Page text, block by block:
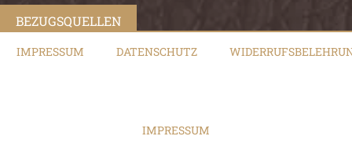
BEZUGSQUELLEN
IMPRESSUM DATENSCHUTZ
IMPRESSUM